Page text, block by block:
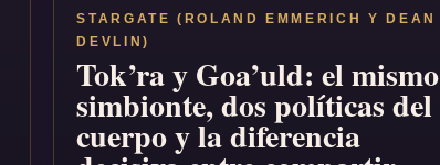
STARGATE (ROLAND EMMERICH Y DEAN
DEVLIN)
Tok’ra y Goa’uld: el mismo
simbionte, dos políticas del
cuerpo y la diferencia